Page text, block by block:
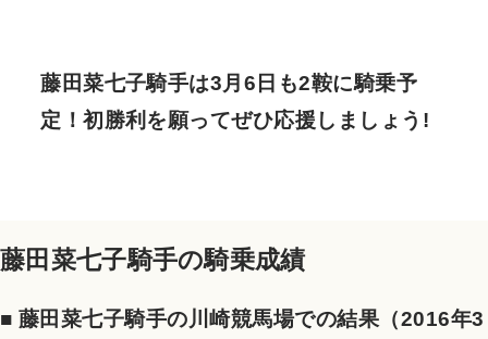
藤田菜七子騎手は3月6日も2鞍に騎乗予
定！初勝利を願ってぜひ応援しましょう!
藤田菜七子騎手の騎乗成績
■ 藤田菜七子騎手の川崎競馬場での結果（2016年3